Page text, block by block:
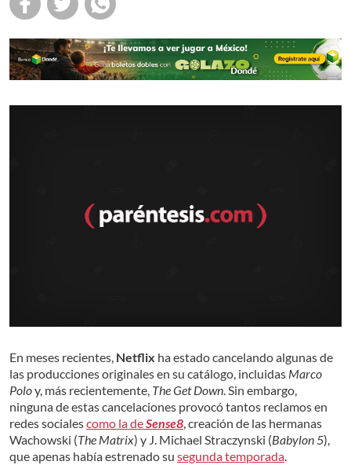
En meses recientes, Netflix ha estado cancelando algunas de
las producciones originales en su catálogo, incluidas Marco
Poloy, más recientemente, The Get Down. Sin embargo,
ninguna de estas cancelaciones provocó tantos reclamos en
redes socialescomo la deSense8, creación de las hermanas
Wachowski (The Matrix) y J. Michael Straczynski (Babylon 5),
que apenas había estrenado su segunda temporada.